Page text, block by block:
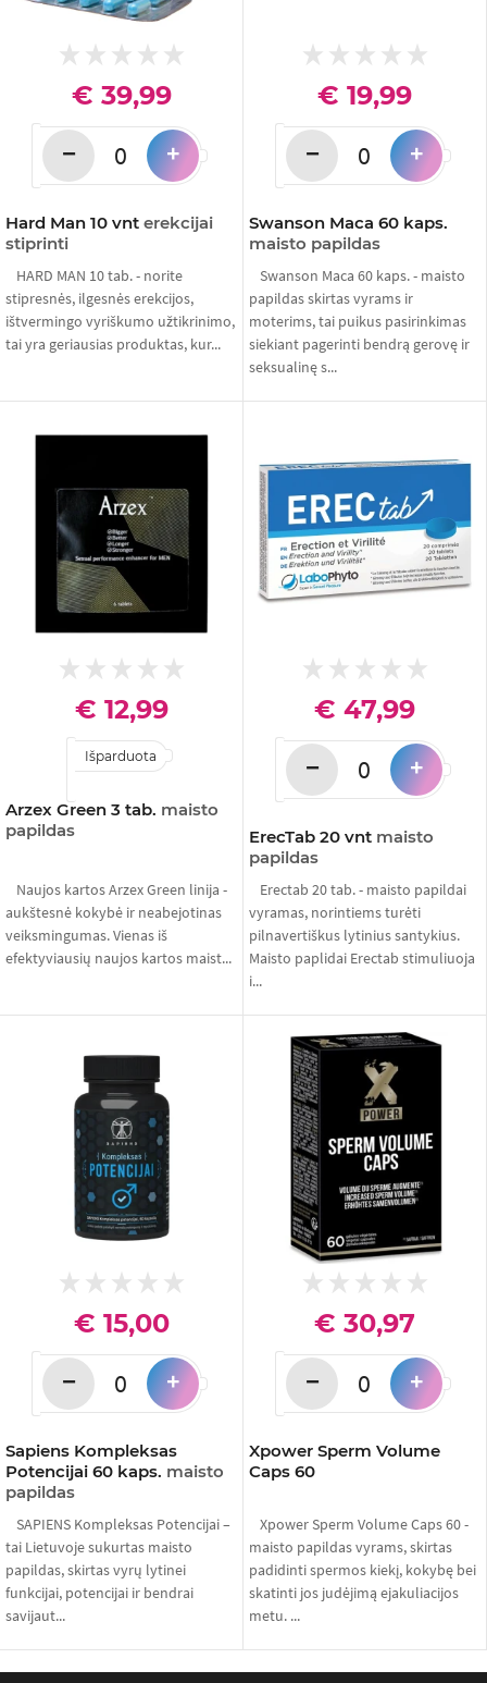
Hard Man 10 vnt erekcijai
stiprinti
€ 39,99
− +
HARD MAN 10 tab. - norite
stipresnės, ilgesnės erekcijos,
ištvermingo vyriškumo užtikrinimo,
tai yra geriausias produktas, kur...
Swanson Maca 60 kaps.
maisto papildas
€ 19,99
− +
Swanson Maca 60 kaps. - maisto
papildas skirtas vyrams ir
moterims, tai puikus pasirinkimas
siekiant pagerinti bendrą gerovę ir
seksualinę s...
Arzex Green 3 tab. maisto
papildas
€ 12,99
Išparduota
Naujos kartos Arzex Green linija -
aukštesnė kokybė ir neabejotinas
veiksmingumas. Vienas iš
efektyviausių naujos kartos maist...
ErecTab 20 vnt maisto
papildas
€ 47,99
− +
Erectab 20 tab. - maisto papildai
vyramas, norintiems turėti
pilnavertiškus lytinius santykius.
Maisto paplidai Erectab stimuliuoja
i...
Sapiens Kompleksas
Potencijai 60 kaps. maisto
papildas
€ 15,00
− +
SAPIENS Kompleksas Potencijai –
tai Lietuvoje sukurtas maisto
papildas, skirtas vyrų lytinei
funkcijai, potencijai ir bendrai
savijaut...
Xpower Sperm Volume
Caps 60
€ 30,97
− +
Xpower Sperm Volume Caps 60 -
maisto papildas vyrams, skirtas
padidinti spermos kiekį, kokybę bei
skatinti jos judėjimą ejakuliacijos
metu. ...